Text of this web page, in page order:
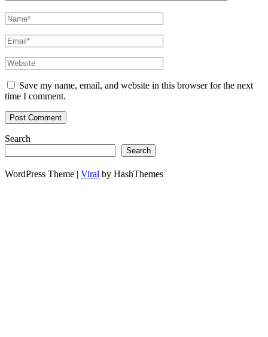
Save my name, email, and website in this browser for the next
time I comment.
Search
Search
WordPress Theme | Viral by HashThemes